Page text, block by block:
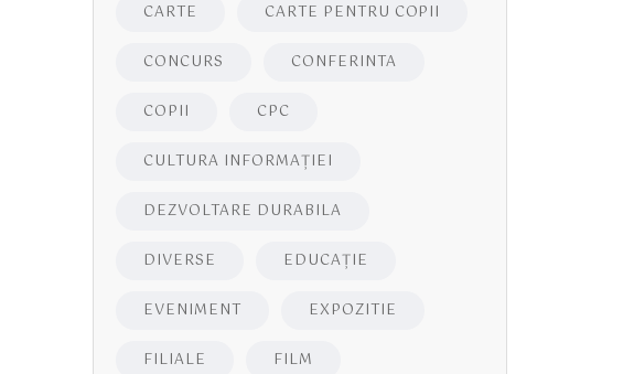
CARTE CARTE PENTRU COPII
CONCURS CONFERINTA
COPII CPC
CULTURA INFORMAŢIEI
DEZVOLTARE DURABILA
DIVERSE EDUCAŢIE
EVENIMENT EXPOZITIE
FILIALE FILM